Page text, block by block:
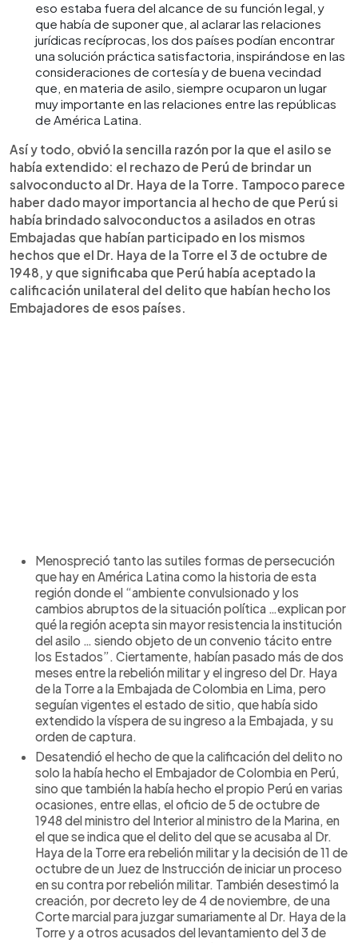
eso estaba fuera del alcance de su función legal, y
que había de suponer que, al aclarar las relaciones
jurídicas recíprocas, los dos países podían encontrar
una solución práctica satisfactoria, inspirándose en las
consideraciones de cortesía y de buena vecindad
que, en materia de asilo, siempre ocuparon un lugar
muy importante en las relaciones entre las repúblicas
de América Latina.
Así y todo, obvió la sencilla razón por la que el asilo se
había extendido: el rechazo de Perú de brindar un
salvoconducto al Dr. Haya de la Torre. Tampoco parece
haber dado mayor importancia al hecho de que Perú si
había brindado salvoconductos a asilados en otras
Embajadas que habían participado en los mismos
hechos que el Dr. Haya de la Torre el 3 de octubre de
1948, y que significaba que Perú había aceptado la
calificación unilateral del delito que habían hecho los
Embajadores de esos países.
Menospreció tanto las sutiles formas de persecución
que hay en América Latina como la historia de esta
región donde el “ambiente convulsionado y los
cambios abruptos de la situación política …explican por
qué la región acepta sin mayor resistencia la institución
del asilo … siendo objeto de un convenio tácito entre
los Estados”. Ciertamente, habían pasado más de dos
meses entre la rebelión militar y el ingreso del Dr. Haya
de la Torre a la Embajada de Colombia en Lima, pero
seguían vigentes el estado de sitio, que había sido
extendido la víspera de su ingreso a la Embajada, y su
orden de captura.
Desatendió el hecho de que la calificación del delito no
solo la había hecho el Embajador de Colombia en Perú,
sino que también la había hecho el propio Perú en varias
ocasiones, entre ellas, el oficio de 5 de octubre de
1948 del ministro del Interior al ministro de la Marina, en
el que se indica que el delito del que se acusaba al Dr.
Haya de la Torre era rebelión militar y la decisión de 11 de
octubre de un Juez de Instrucción de iniciar un proceso
en su contra por rebelión militar. También desestimó la
creación, por decreto ley de 4 de noviembre, de una
Corte marcial para juzgar sumariamente al Dr. Haya de la
Torre y a otros acusados del levantamiento del 3 de